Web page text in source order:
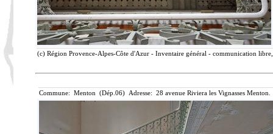
(c) Région Provence-Alpes-Côte d'Azur - Inventaire général - communication
Commune: Menton (Dép.06) Adresse: 28 avenue Riviera les Vignasses